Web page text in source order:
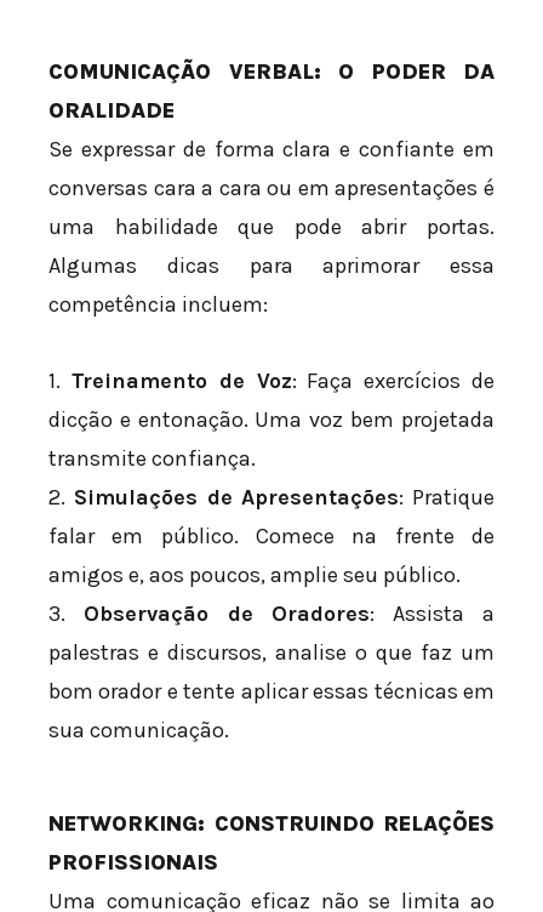
COMUNICAÇÃO VERBAL: O PODER DA
ORALIDADE
Se expressar de forma clara e confiante em
conversas cara a cara ou em apresentações é
uma habilidade que pode abrir portas.
Algumas dicas para aprimorar essa
competência incluem:
1. Treinamento de Voz: Faça exercícios de
dicção e entonação. Uma voz bem projetada
transmite confiança.
2. Simulações de Apresentações: Pratique
falar em público. Comece na frente de
amigos e, aos poucos, amplie seu público.
3. Observação de Oradores: Assista a
palestras e discursos, analise o que faz um
bom orador e tente aplicar essas técnicas em
sua comunicação.
NETWORKING: CONSTRUINDO RELAÇÕES
PROFISSIONAIS
Uma comunicação eficaz não se limita ao